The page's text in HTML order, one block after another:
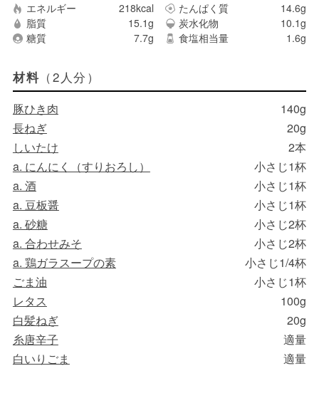
エネルギー 218kcal たんぱく質
14.6g
脂質
15.1g 炭水化物
10.1g
糖質
7.7g 食塩相当量 1.6g
材料 （2人分）
豚ひき肉
140g
長ねぎ
20g
しいたけ
2本
a. にんにく（すりおろし）
小さじ1杯
a. 酒
小さじ1杯
a. 豆板醤
小さじ1杯
a. 砂糖
小さじ2杯
a. 合わせみそ
小さじ2杯
a. 鶏ガラスープの素
小さじ1/4杯
ごま油
小さじ1杯
レタス
100g
白髪ねぎ
20g
糸唐辛子
適量
白いりごま
適量